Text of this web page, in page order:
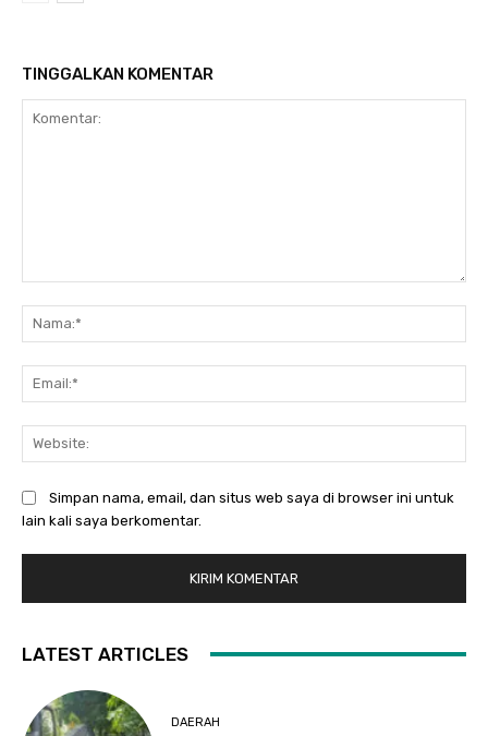
TINGGALKAN KOMENTAR
Simpan nama, email, dan situs web saya di browser ini untuk
lain kali saya berkomentar.
LATEST ARTICLES
DAERAH